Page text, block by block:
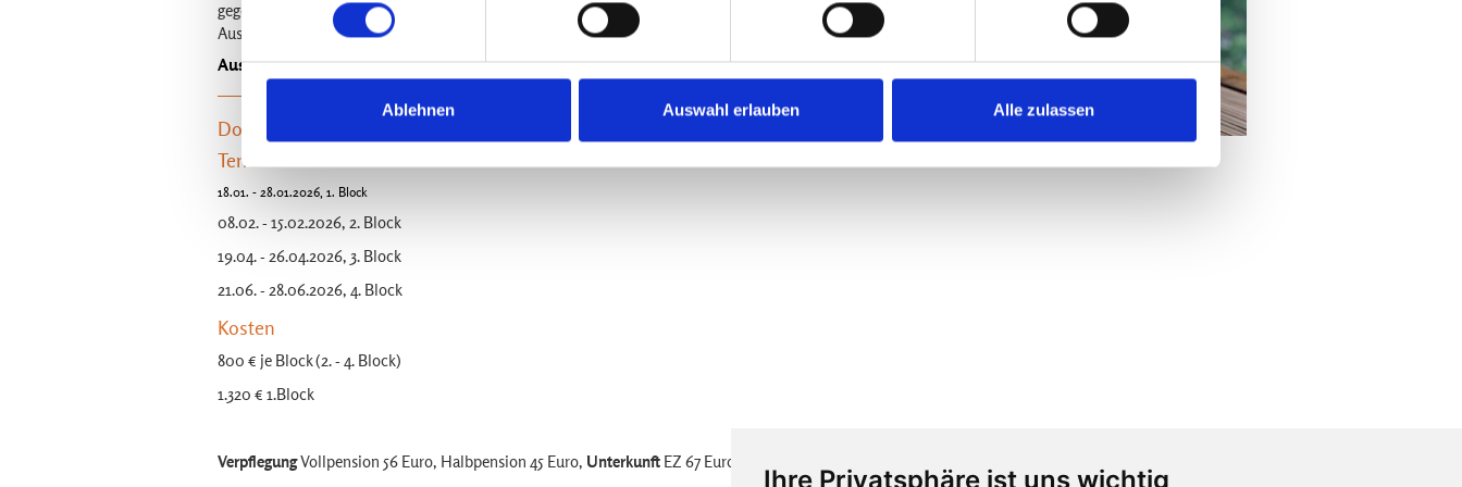
Ihre Privatsphäre ist uns wichtig
Ablehnen Auswahl erlauben Alle zulassen
gegenseitig, denn das ist der beste Weg diese einmalige Behandlungsform kennen zu lernen. Die
Ausbildung endet mit der Anerkennung zum Aranja Pancha Karma Therapeuten.
Ausbildungsinhalte findest du unter Pancha Karma Therapeut.
Dozent: Andreas Schwarz & Team
Termine
18.01. - 28.01.2026, 1. Block
08.02. - 15.02.2026, 2. Block
19.04. - 26.04.2026, 3. Block
21.06. - 28.06.2026, 4. Block
Kosten
800 € je Block (2. - 4. Block)
1.320 € 1.Block
VerpflegungVollpension 56 Euro, Halbpension 45 Euro, UnterkunftEZ 67 Euro, DZ 37 Euro, MBZ 32 Euro